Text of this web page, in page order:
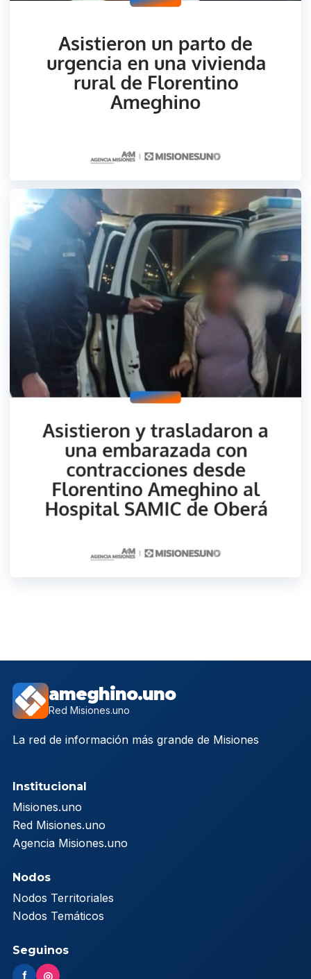
ameghino.uno
Red Misiones.uno
La red de información más grande de Misiones
Institucional
Misiones.uno
Red Misiones.uno
Agencia Misiones.uno
Nodos
Nodos Territoriales
Nodos Temáticos
Seguinos
f ◎